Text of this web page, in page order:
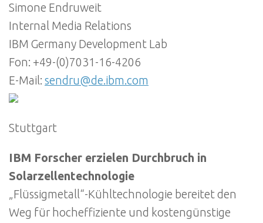
Simone Endruweit
Internal Media Relations
IBM Germany Development Lab
Fon: +49-(0)7031-16-4206
E-Mail: sendru@de.ibm.com
Stuttgart
IBM Forscher erzielen Durchbruch in
Solarzellentechnologie
„Flüssigmetall“-Kühltechnologie bereitet den
Weg für hocheffiziente und kostengünstige